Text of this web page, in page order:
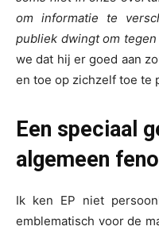
om informatie te
publiek dwingt om
we dat hij er goed aan
en toe op zichzelf toe te
Een speciaal
algemeen
Ik ken EP niet
emblematisch voor de